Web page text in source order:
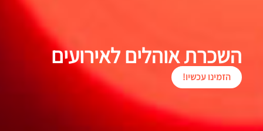
השכרת אוהלים לאירועים
הזמינו עכשיו!